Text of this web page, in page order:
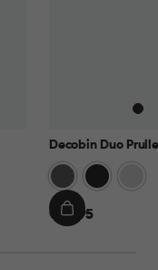
Decobin Duo
Grijs Zwart
€€ 69,95
IN